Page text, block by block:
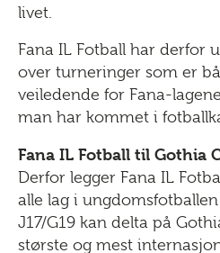
livet.
Fana IL Fotball har derfor
over turneringer som er
veiledende for Fana-
man har kommet i
Fana IL Fotball til Gothia
Derfor legger Fana IL
alle lag i ungdomsfotballen
J17/G19 kan delta på
største og mest